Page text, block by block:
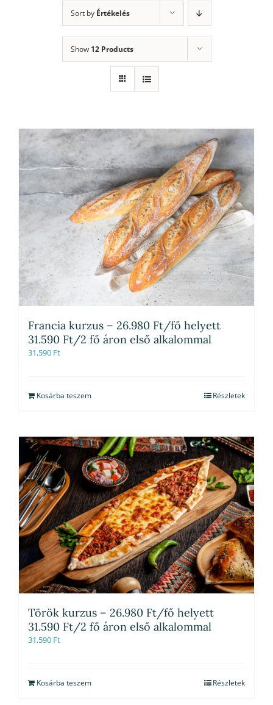
Sort by Értékelés
Show 12 Products
Francia kurzus – 26.980 Ft/fő helyett
31.590 Ft/2 fő áron első alkalommal
31,590 Ft
Kosárba teszem Részletek
Török kurzus – 26.980 Ft/fő helyett
31.590 Ft/2 fő áron első alkalommal
31,590 Ft
Kosárba teszem Részletek